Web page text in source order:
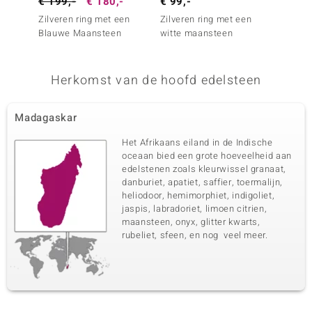
Zilveren ring met een
Blauwe Maansteen
Zilveren ring met een
witte maansteen
Herkomst van de hoofd edelsteen
Madagaskar
Het Afrikaans eiland in de Indische
oceaan bied een grote hoeveelheid aan
edelstenen zoals kleurwissel granaat,
danburiet, apatiet, saffier, toermalijn,
heliodoor, hemimorphiet, indigoliet,
jaspis, labradoriet, limoen citrien,
maansteen, onyx, glitter kwarts,
rubeliet, sfeen, en nog veel meer.